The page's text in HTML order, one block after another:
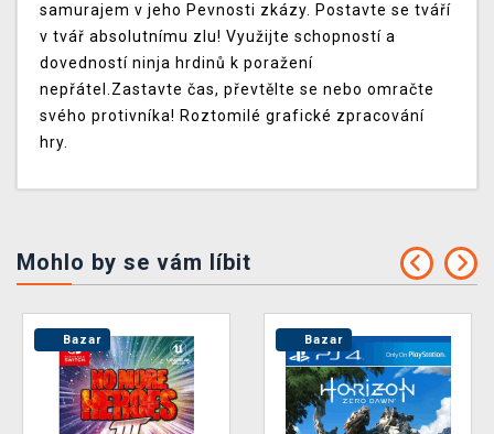
samurajem v jeho Pevnosti zkázy. Postavte se tváří
v tvář absolutnímu zlu! Využijte schopností a
dovedností ninja hrdinů k poražení
nepřátel.Zastavte čas, převtělte se nebo omračte
svého protivníka! Roztomilé grafické zpracování
hry.
Mohlo by se vám líbit
Bazar Bazar